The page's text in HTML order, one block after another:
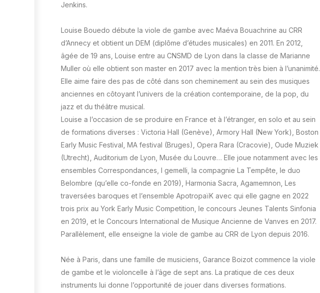
Jenkins.
Louise Bouedo débute la viole de gambe avec Maéva Bouachrine au CRR
d’Annecy et obtient un DEM (diplôme d’études musicales) en 2011. En 2012,
âgée de 19 ans, Louise entre au CNSMD de Lyon dans la classe de Marianne
Muller où elle obtient son master en 2017 avec la mention très bien à l’unanimité.
Elle aime faire des pas de côté dans son cheminement au sein des musiques
anciennes en côtoyant l’univers de la création contemporaine, de la pop, du
jazz et du théâtre musical.
Louise a l’occasion de se produire en France et à l’étranger, en solo et au sein
de formations diverses : Victoria Hall (Genève), Armory Hall (New York), Boston
Early Music Festival, MA festival (Bruges), Opera Rara (Cracovie), Oude Muziek
(Utrecht), Auditorium de Lyon, Musée du Louvre… Elle joue notamment avec les
ensembles Correspondances, I gemelli, la compagnie La Tempête, le duo
Belombre (qu’elle co-fonde en 2019), Harmonia Sacra, Agamemnon, Les
traversées baroques et l’ensemble ApotropaïK avec qui elle gagne en 2022
trois prix au York Early Music Competition, le concours Jeunes Talents Sinfonia
en 2019, et le Concours International de Musique Ancienne de Vanves en 2017.
Parallèlement, elle enseigne la viole de gambe au CRR de Lyon depuis 2016.
Née à Paris, dans une famille de musiciens, Garance Boizot commence la viole
de gambe et le violoncelle à l’âge de sept ans. La pratique de ces deux
instruments lui donne l’opportunité de jouer dans diverses formations.